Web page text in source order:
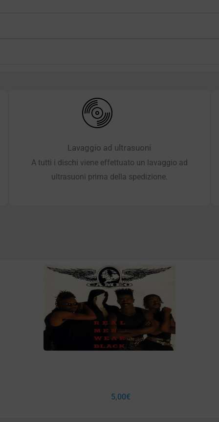
Lavaggio ad ultrasuoni
A tutti i dischi viene effettuato un lavaggio ad
ultrasuoni prima della spedizione.
5,00€